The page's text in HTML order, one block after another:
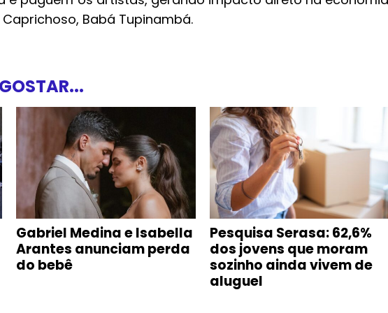
Babá Tupinambá.
Gabriel Medina e Isabella
Arantes anunciam perda
do bebê
Pesquisa Serasa: 62,6%
dos jovens que moram
sozinho ainda vivem de
aluguel